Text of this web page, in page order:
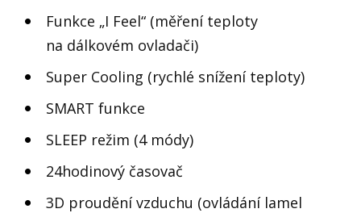
Funkce „I Feel“ (měření teploty
na dálkovém ovladači)
Super Cooling (rychlé snížení teploty)
SMART funkce
SLEEP režim (4 módy)
24hodinový časovač
3D proudění vzduchu (ovládání lamel